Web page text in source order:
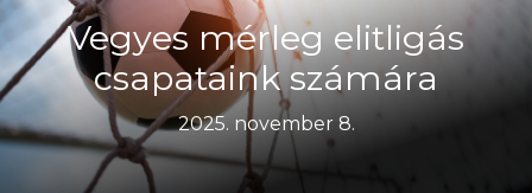
Vegyes mérleg elitligás
csapataink számára
2025. november 8.